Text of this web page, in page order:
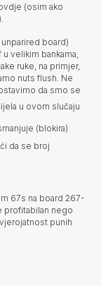
(osim ako
board)
velikim bankama,
ruke, na primjer,
nuts flush. Ne
da smo se
u ovom slučaju
(blokira)
da se broj
67s na board 267-
profitabilan nego
punih